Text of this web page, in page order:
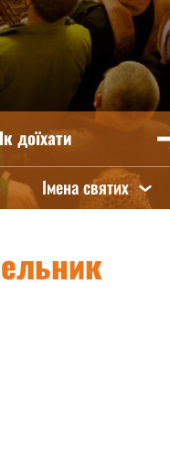
доїхати
Імена святих